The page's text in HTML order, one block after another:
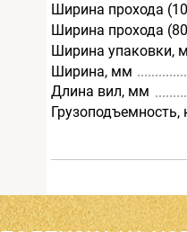
Ширина прохода
Ширина прохода
Ширина упаковки,
Ширина, мм
Длина вил, мм
Грузоподъемность,